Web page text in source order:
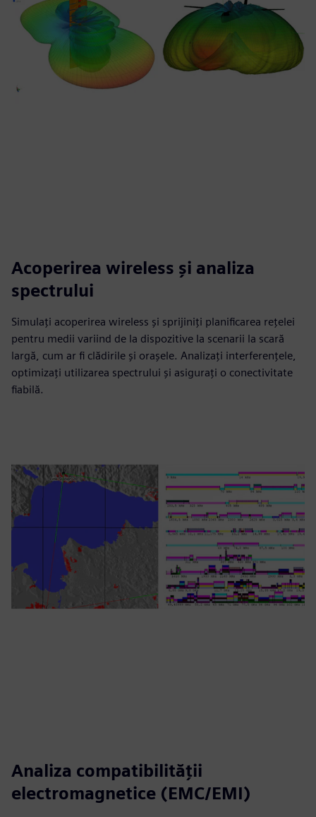
Acoperirea wireless și analiza
spectrului
Simulați acoperirea wireless și sprijiniți planificarea rețelei
pentru medii variind de la dispozitive la scenarii la scară
largă, cum ar fi clădirile și orașele. Analizați interferențele,
optimizați utilizarea spectrului și asigurați o conectivitate
fiabilă.
Analiza compatibilității
electromagnetice (EMC/EMI)